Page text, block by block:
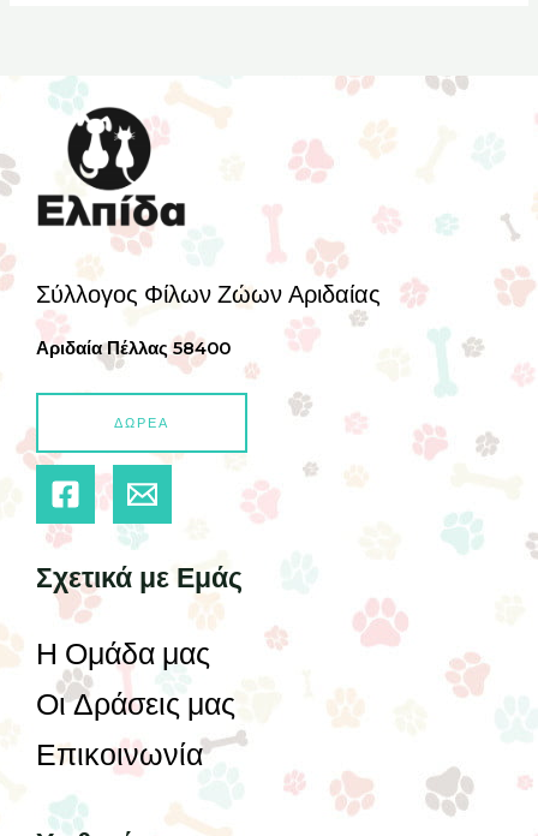
Σύλλογος Φίλων Ζώων Αριδαίας
Αριδαία Πέλλας 58400
ΔΩΡΕΑ
Σχετικά με Εμάς
Η Ομάδα μας
Οι Δράσεις μας
Επικοινωνία